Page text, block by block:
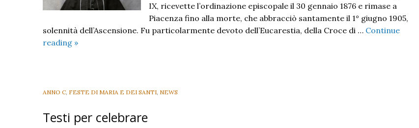
IX, ricevette l’ordinazione episcopale il 30 gennaio 1876 e rimase a
Piacenza fino alla morte, che abbracciò santamente il 1° giugno 1905,
solennità dell’Ascensione. Fu particolarmente devoto dell’Eucarestia, della Croce di … Continue
reading San
»
ANNO C FESTE DI MARIA E DEI SANTI NEWS
Testi per celebrare